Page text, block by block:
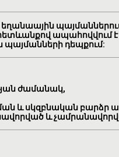
եղանաային
հետևանքով
պայմանների դեպքում:
ժամանակ,
և սկզբնական բարձր
և